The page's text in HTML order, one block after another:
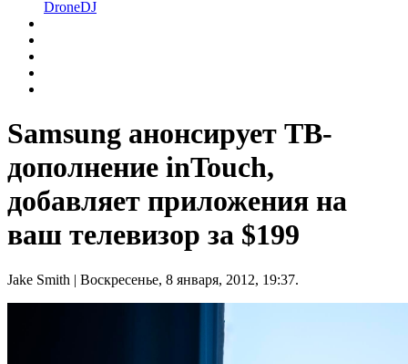
DroneDJ
Samsung анонсирует ТВ-
дополнение inTouch,
добавляет приложения на
ваш телевизор за $199
Jake Smith | Воскресенье, 8 января, 2012, 19:37.